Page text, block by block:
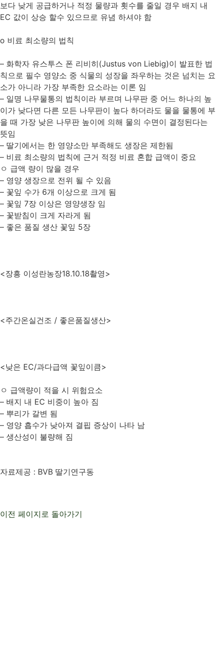
보다 낮게 공급하거나 적정 물량과 횟수를 줄일 경우 배지 내
EC 값이 상승 할수 있으므로 유념 하셔야 함
o 비료 최소량의 법칙
– 화학자 유스투스 폰 리비히(Justus von Liebig)이 발표한 법
칙으로 필수 영양소 중 식물의 성장을 좌우하는 것은 넘치는 요
소가 아니라 가장 부족한 요소라는 이론 임
– 일명 나무물통의 법칙이라 부르며 나무판 중 어느 하나의 높
이가 낮다면 다른 모든 나무판이 높다 하더라도 물을 물통에 부
을 때 가장 낮은 나무판 높이에 의해 물의 수면이 결정된다는
뜻임
– 딸기에서는 한 영양소만 부족해도 생장은 제한됨
– 비료 최소량의 법칙에 근거 적정 비료 혼합 급액이 중요
ㅇ 급액 량이 많을 경우
– 영양 생장으로 전위 될 수 있음
– 꽃잎 수가 6개 이상으로 크게 됨
– 꽃잎 7장 이상은 영양생장 임
– 꽃받침이 크게 자라게 됨
– 좋은 품질 생산 꽃잎 5장
<장흥 이성란농장18.10.18촬영>
<주간온실건조 / 좋은품질생산>
<낮은 EC/과다급액 꽃잎이큼>
ㅇ 급액량이 적을 시 위험요소
– 배지 내 EC 비중이 높아 짐
– 뿌리가 갈변 됨
– 영양 흡수가 낮아져 결핍 증상이 나타 남
– 생산성이 불량해 짐
자료제공 : BVB 딸기연구동
이전 페이지로 돌아가기